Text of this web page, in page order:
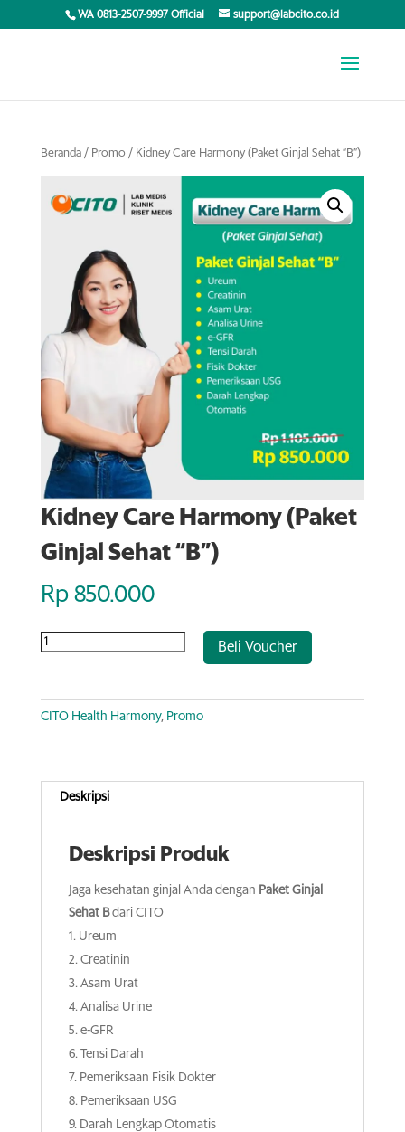
WA 0813-2507-9997 Official support@labcito.co.id
Beranda/ Promo/ Kidney Care Harmony (Paket Ginjal Sehat “B”)
Kidney Care Harmony (Paket
Ginjal Sehat “B”)
Rp850.000
Jumlah Beli Voucher
l
:
CITO Health Harmony, Promo
Deskripsi
Deskripsi Produk
Jaga kesehatan ginjal Anda dengan Paket Ginjal
Sehat Bdari CITO
Ureum
Creatinin
Asam Urat
Analisa Urine
e-GFR
Tensi Darah
Pemeriksaan Fisik Dokter
Pemeriksaan USG
Darah Lengkap Otomatis